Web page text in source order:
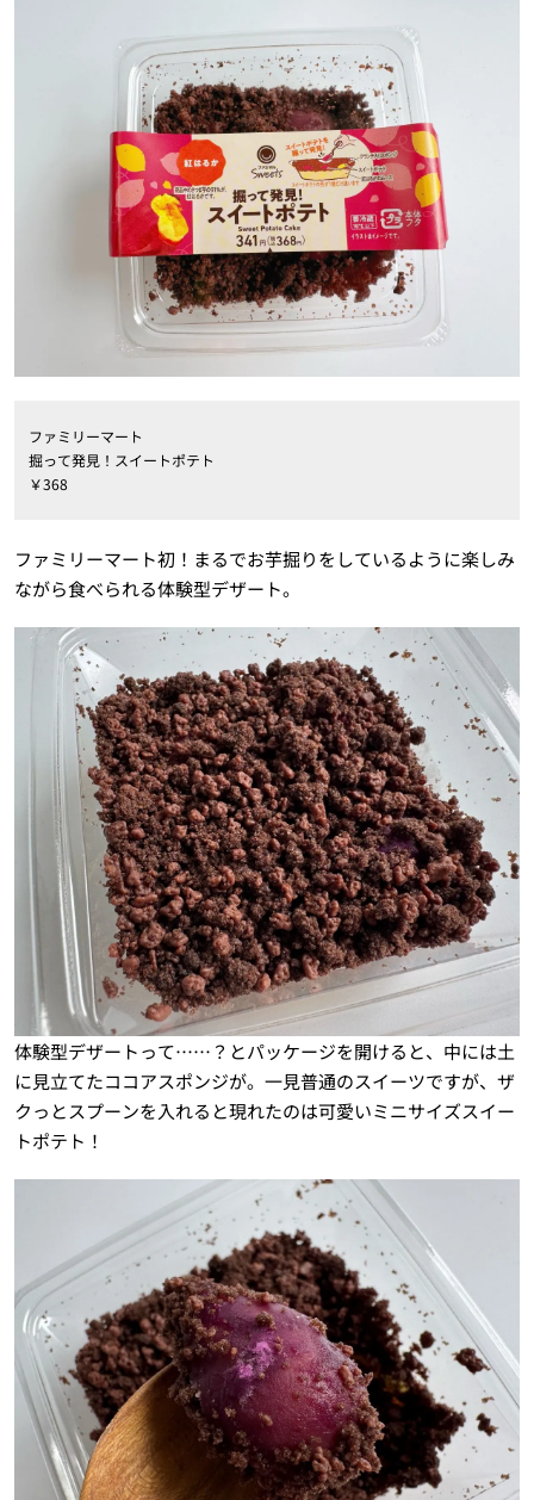
ファミリーマート
掘って発見！スイートポテト
￥368
ファミリーマート初！まるでお芋掘りをしているように楽しみ
ながら食べられる体験型デザート。
体験型デザートって……？とパッケージを開けると、中には土
に見立てたココアスポンジが。一見普通のスイーツですが、ザ
クっとスプーンを入れると現れたのは可愛いミニサイズスイー
トポテト！